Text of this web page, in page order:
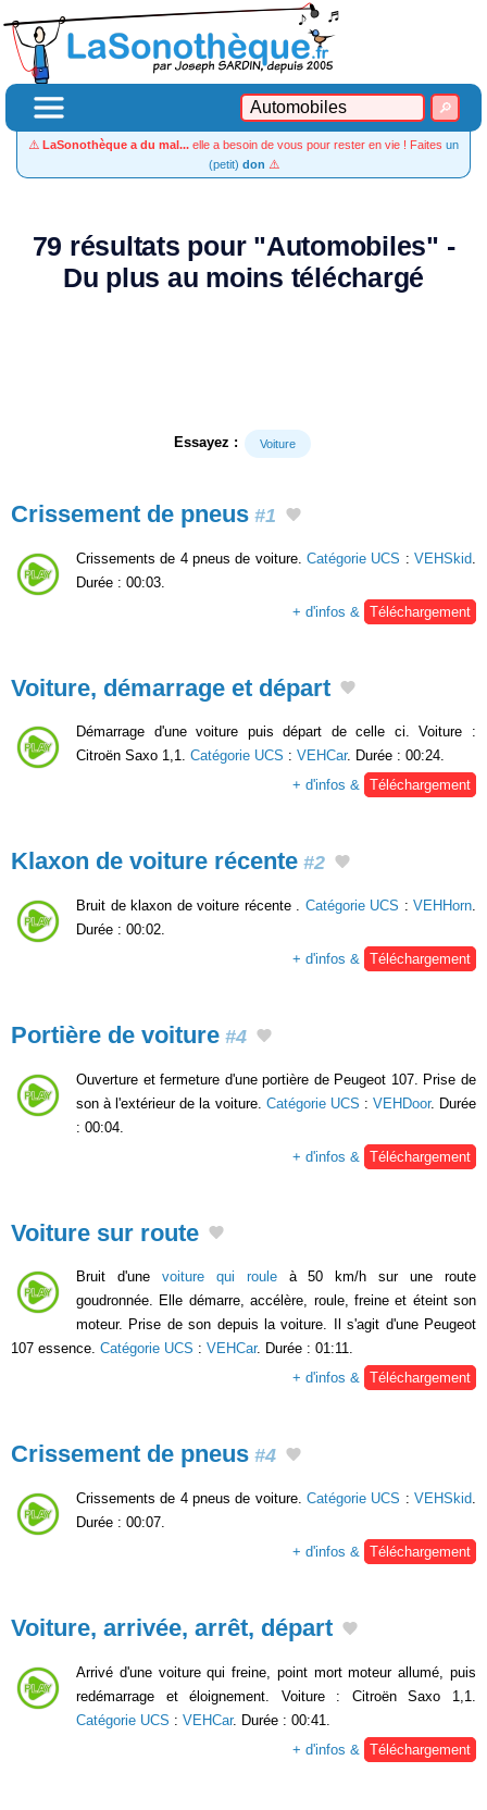
⚠️ LaSonothèque a du mal... elle a besoin de vous pour rester en vie ! Faites un
(petit) don ⚠️
79 résultats pour "Automobiles" -
Du plus au moins téléchargé
Essayez : Voiture
Crissement de pneus #1
Crissements de 4 pneus de voiture. Catégorie UCS :VEHSkid
Durée : 00:03.
+ d'infos &
Téléchargement
Voiture, démarrage et départ
Démarrage d'une voiture puis départ de celle ci. Voiture :
Citroën Saxo 1,1. Catégorie UCS : VEHCar. Durée : 00:24.
+ d'infos & Téléchargement
Klaxon de voiture récente #2
Bruit de klaxon de voiture récente . Catégorie UCS : VEHHorn
Durée : 00:02.
+ d'infos &
Téléchargement
Portière de voiture #4
Ouverture et fermeture d'une portière de Peugeot 107. Prise de
son à l'extérieur de la voiture. Catégorie UCS : VEHDoor. Durée
: 00:04.
+ d'infos &
Téléchargement
Voiture sur route
Bruit d'une voiture qui rouleà 50 km/h sur une route
goudronnée. Elle démarre, accélère, roule, freine et éteint son
moteur. Prise de son depuis la voiture. Il s'agit d'une Peugeot
107 essence. Catégorie UCS : VEHCar. Durée : 01:11.
+ d'infos & Téléchargement
Crissement de pneus #4
Crissements de 4 pneus de voiture. Catégorie UCS :VEHSkid
Durée : 00:07.
+ d'infos &
Téléchargement
Voiture, arrivée, arrêt, départ
Arrivé d'une voiture qui freine, point mort moteur allumé, puis
redémarrage et éloignement. Voiture : Citroën Saxo 1,1.
Catégorie UCS : VEHCar. Durée : 00:41.
+ d'infos &
Téléchargement